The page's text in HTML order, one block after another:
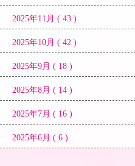
2025年11月 ( 43 )
2025年10月 ( 42 )
2025年9月 ( 18 )
2025年8月 ( 14 )
2025年7月 ( 16 )
2025年6月 ( 6 )